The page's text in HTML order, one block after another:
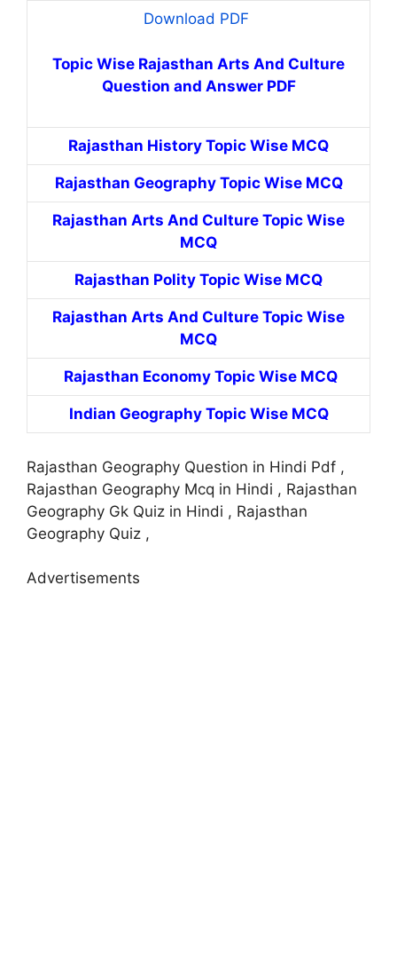
Download PDF
Topic Wise Rajasthan Arts And Culture
Question and Answer PDF
Rajasthan History Topic Wise MCQ
Rajasthan Geography Topic Wise MCQ
Rajasthan Arts And Culture Topic Wise
MCQ
Rajasthan Polity Topic Wise MCQ
Rajasthan Arts And Culture Topic Wise
MCQ
Rajasthan Economy Topic Wise MCQ
Indian Geography Topic Wise MCQ
Rajasthan Geography Question in Hindi Pdf ,
Rajasthan Geography Mcq in Hindi , Rajasthan
Geography Gk Quiz in Hindi , Rajasthan
Geography Quiz ,
Advertisements